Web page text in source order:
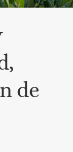
de